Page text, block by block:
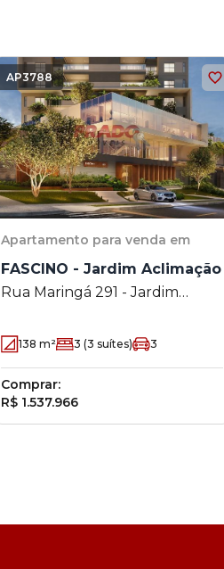
AP3788
Apartamento para venda em
FASCINO - Jardim Aclimação
Rua Maringá 291 - Jardim
138 m² 3 (3 suítes) 3
Comprar:
R$ 1.537.966